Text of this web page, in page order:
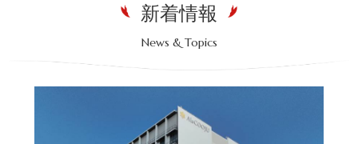
新着情報
News & Topics